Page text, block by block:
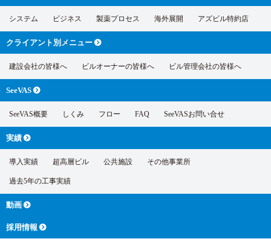
システム ビジネス 製薬プロセス 海外展開 アズビル特約店
クライアント別 メニュー
建設会社の皆様へ ビルオーナーの皆様へ ビル管理会社の皆様へ
SeeVAS
SeeVAS概要 しくみ フロー FAQ SeeVASお問い合せ
実績
導入実績 超高層ビル 公共施設 その他事業所
過去5年の工事実績
動画
採用情報